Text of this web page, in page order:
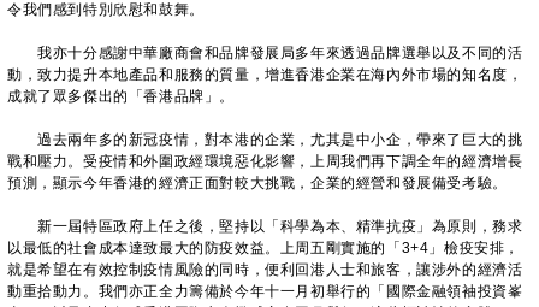
令我們感到特別欣慰和鼓舞。
我亦十分感謝中華廠商會和品牌發展局多年來透過品牌選舉以及不同的活
動，致力提升本地產品和服務的質量，增進香港企業在海內外市場的知名度，
成就了眾多傑出的「香港品牌」。
過去兩年多的新冠疫情，對本港的企業，尤其是中小企，帶來了巨大的挑
戰和壓力。受疫情和外圍政經環境惡化影響，上周我們再下調全年的經濟增長
預測，顯示今年香港的經濟正面對較大挑戰，企業的經營和發展備受考驗。
新一屆特區政府上任之後，堅持以「科學為本、精準抗疫」為原則，務求
以最低的社會成本達致最大的防疫效益。上周五剛實施的「3+4」檢疫安排，
就是希望在有效控制疫情風險的同時，便利回港人士和旅客，讓涉外的經濟活
動重拾動力。我們亦正全力籌備於今年十一月初舉行的「國際金融領袖投資峯